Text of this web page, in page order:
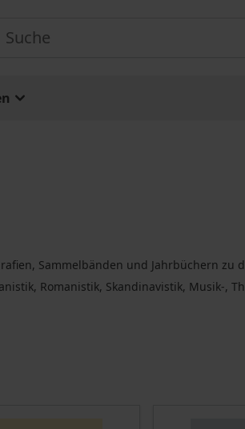
Sammelbänden und Jahrbüchern
Romanistik, Skandinavistik, Musik-,